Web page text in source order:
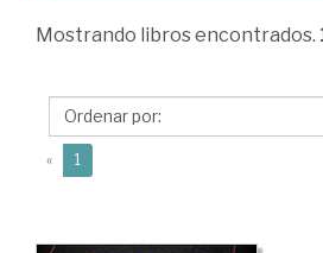
Furneaux,
Mostrando libros encontrados.
« 1